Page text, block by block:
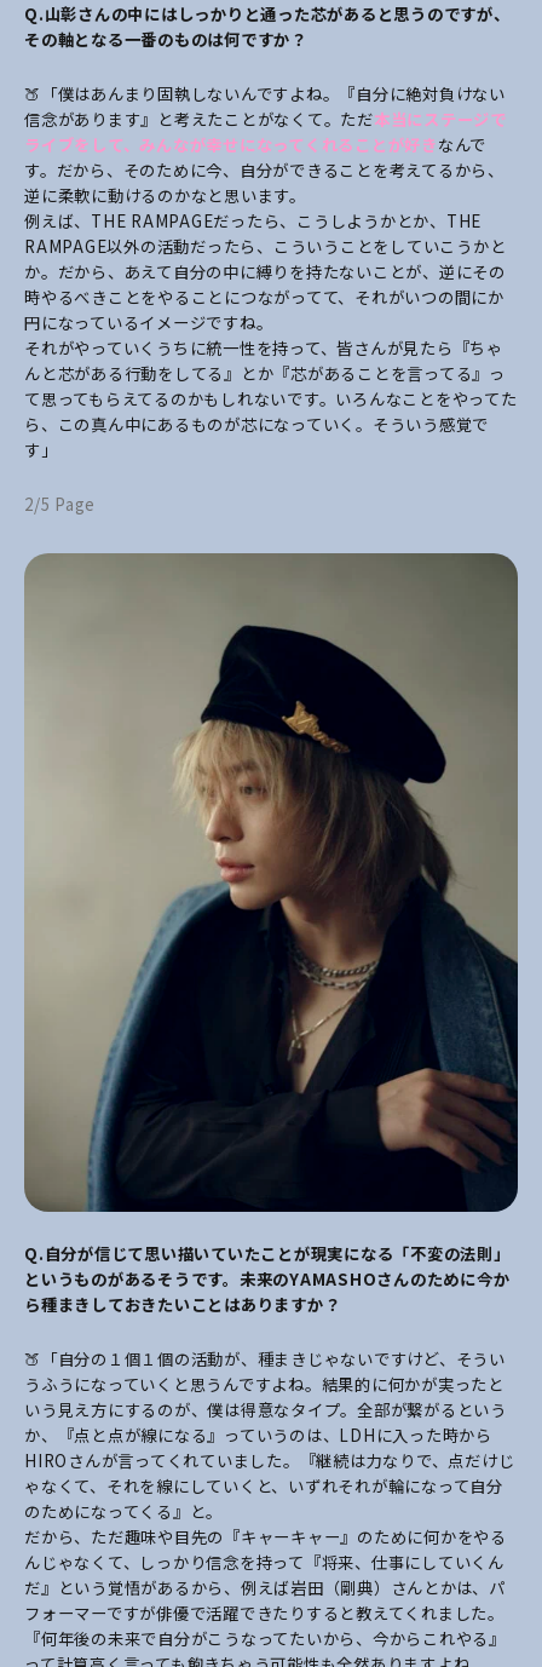
Q.山彰さんの中にはしっかりと通った芯があると思うのですが、
その軸となる一番のものは何ですか？
🍑「僕はあんまり固執しないんですよね。『自分に絶対負けない
信念があります』と考えたことがなくて。ただ本当にステージで
ライブをして、みんなが幸せになってくれることが好きなんで
す。だから、そのために今、自分ができることを考えてるから、
逆に柔軟に動けるのかなと思います。
例えば、THE RAMPAGEだったら、こうしようかとか、THE
RAMPAGE以外の活動だったら、こういうことをしていこうかと
か。だから、あえて自分の中に縛りを持たないことが、逆にその
時やるべきことをやることにつながってて、それがいつの間にか
円になっているイメージですね。
それがやっていくうちに統一性を持って、皆さんが見たら『ちゃ
んと芯がある行動をしてる』とか『芯があることを言ってる』っ
て思ってもらえてるのかもしれないです。いろんなことをやってた
ら、この真ん中にあるものが芯になっていく。そういう感覚で
す」
2/5 Page
Q. 自分が信じて思い描いていたことが現実になる「不変の法則」
というものがあるそうです。未来のYAMASHOさんのために今か
ら種まきしておきたいことはありますか？
🍑「自分の１個１個の活動が、種まきじゃないですけど、そうい
うふうになっていくと思うんですよね。結果的に何かが実ったと
いう見え方にするのが、僕は得意なタイプ。全部が繋がるという
か、『点と点が線になる』っていうのは、LDHに入った時から
HIROさんが言ってくれていました。『継続は力なりで、点だけじ
ゃなくて、それを線にしていくと、いずれそれが輪になって自分
のためになってくる』と。
だから、ただ趣味や目先の『キャーキャー』のために何かをやる
んじゃなくて、しっかり信念を持って『将来、仕事にしていくん
だ』という覚悟があるから、例えば岩田（剛典）さんとかは、パ
フォーマーですが俳優で活躍できたりすると教えてくれました。
『何年後の未来で自分がこうなってたいから、今からこれやる』